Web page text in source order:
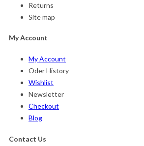
Returns
Site map
My Account
My Account
Oder History
Wishlist
Newsletter
Checkout
Blog
Contact Us